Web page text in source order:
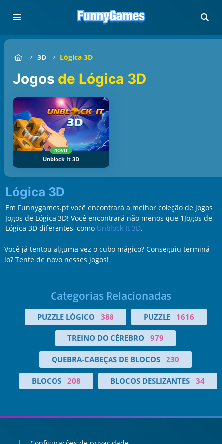
3D Lógica 3D
Jogos de Lógica 3D
NOVO
Unblock It 3D
Lógica 3D
Em Funnygames.pt você encontrará a melhor coleção de jogos
Jogos de Lógica 3D! Você encontrará não menos que 1Jogos de
Lógica 3D diferentes, como Unblock It 3D.
Você já tentou alguma vez o cubo mágico? Conseguiu terminá-
lo? Tente de novo nesses jogos!
Categorias Relacionadas
PUZZLE LÓGICO 388 PUZZLE 1616
TREINO DO CÉREBRO 979
QUEBRA-CABEÇAS DE BLOCOS 230
BLOCOS 208 BLOCOS DESLIZANTES 34